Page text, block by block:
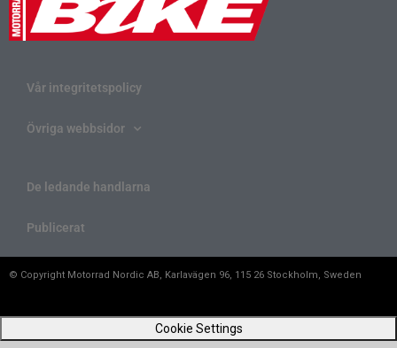
Vår integritetspolicy
Övriga webbsidor
De ledande handlarna
Publicerat
© Copyright Motorrad Nordic AB, Karlavägen 96, 115 26 Stockholm, Sweden
Cookie Settings